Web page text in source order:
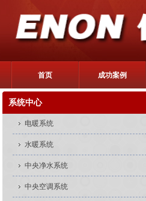
首页 成功案例
系统中心
电暖系统
水暖系统
中央净水系统
中央空调系统